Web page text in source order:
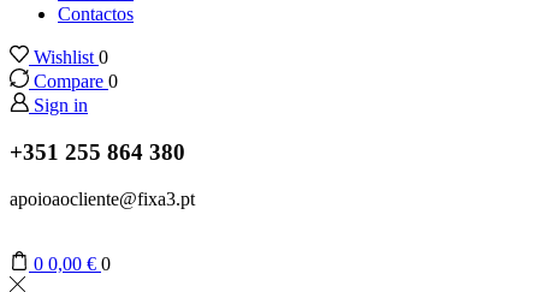
Contactos
Wishlist 0
Compare 0
Sign in
+351 255 864 380
apoioaocliente@fixa3.pt
0 0,00 € 0